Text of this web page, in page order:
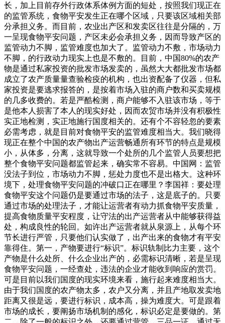
长，加上目前存外行政体系体例方面的短处，按照我们现正在
的监管系统，食物平安发生正在哪个区域，只要该区域相关部
分承担义务。而目前，农业出产区和发卖区往往是分隔的，万
一呈现食物平安问题，产区未必会承担义务，因而导致产区的
监管动力不脚，监管难度也加大了。监管动力不敷，市场动力
不脚，的行政动力现实上也是不敷的。目前，中国80%的农产
物是通过私家投资的批发市场发卖的，虽然大大都批发市场都
成立了农产质量量查验检疫的机构，也出资配备了仪器，但私
家投资是要逃求报答的，是按着市场入驻的商户数和买卖规模
的几多收费的。若是严酷检测，商户能够不入驻该市场，等于
是他本人损害了本人的现实好处，因而农贸市场并没有积极性
实正地检测，实正地施行国度相关的。还有个不容轻忽的要素
必需考虑，就是目前对食物平安的监管难度相当大。我们晓得
现正在整个中国的农产物出产运营畅通所有环节的特点是规模
小，从体多，分离，这就导致一个处所的几个监管人员要想把
整个食物平安问题都监管起来，确实常不容易。中国网：监管
没法子到位，市场动力不脚，惩处力度也不是出格大。这种环
境下，处理食物平安问题的冲破口正在哪里？李国祥：要处理
食物平安这个问题仍是要通过市场的法子，这是底子的。只要
通过市场的处理法子，才能让运营者有动力抓食物平安质量，
提高食物质量平安程度，让守法的出产运营者从中能够获得益
处，构成良性的轮回。如许出产运营者就从泉源上，从每个环
节长进行严管，只要他们认实做了，出产出来的食物才有平安
靠得住。第一，产物要进行“标识”。标识轨制比力主要，这个
产物是什么处所、什么企业出产的，必需标识清晰，若是呈现
食物平安问题，一经查处，违法的企业才能收到响应的赏罚。
可是目前以我们国度的现实环境来看，施行起来难度相当大。
由于我们国度的农产物太多，农户又分离，并且产地取发卖地
距离又很是远，要进行标识，成本高，操为难度大。可是跟着
市场的成长，要阐扬市场机制的感化，标识必定是要做的。第